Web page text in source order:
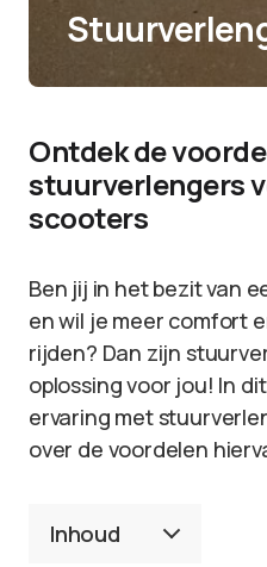
Ontdek de
stuurverlengers
scooters
Ben jij in het bezit van
en wil je meer comfort
rijden? Dan zijn
oplossing voor jou! In
ervaring met
over de voordelen
Inhoud